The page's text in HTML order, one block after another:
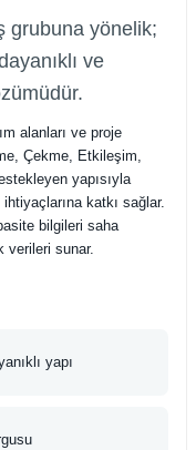
grubuna yönelik;
ve
alanları ve proje
Çekme, Etkileşim,
yapısıyla
katkı sağlar.
bilgileri saha
verileri sunar.
yapı